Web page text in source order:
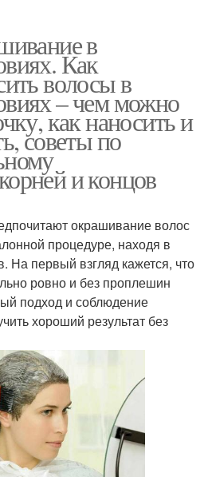
в
Как
волосы в
– чем можно
как наносить и
советы по
и концов
окрашивание волос
процедуре, находя в
На первый взгляд кажется, что
ровно и без проплешин
подход и соблюдение
хороший результат без